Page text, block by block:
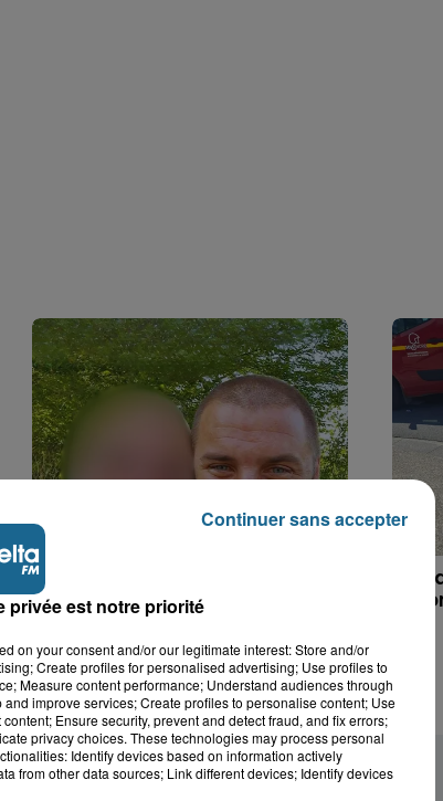
Disparition inquiétante à
Cappelle-la-Grande : Michael,
41 ans...
le
privée est notre priorité
on your consent and/or our legitimate interest: Store and/or
Create profiles for personalised advertising; Use profiles to
Measure content performance; Understand audiences through
improve services; Create profiles to personalise content; Use
Ensure security, prevent and detect fraud, and fix errors;
privacy choices. These technologies may process personal
Identify devices based on information actively
from other data sources; Link different devices; Identify devices
Continuer sans accepter